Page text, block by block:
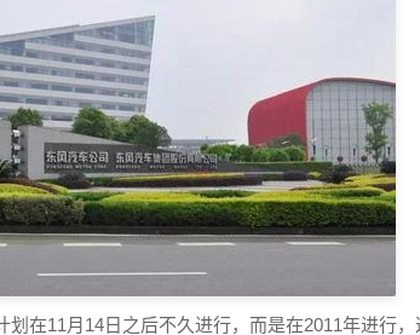
在11月14日之后不久进行，而是在2011年进行，